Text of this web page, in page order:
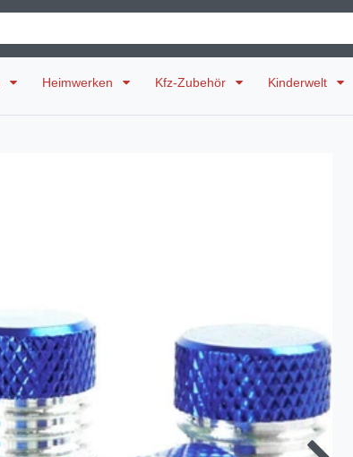
Heimwerken Kfz-Zubehör Kinderwelt